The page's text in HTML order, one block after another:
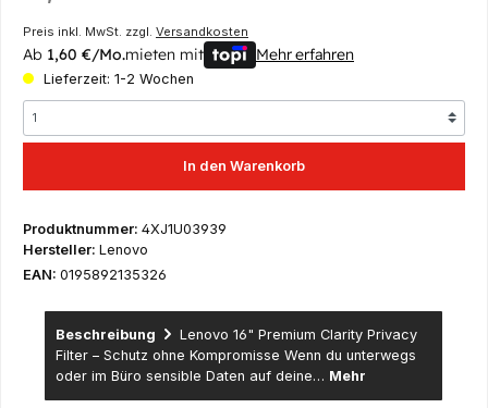
Preis inkl. MwSt. zzgl. Versandkosten
Ab 1,60 €/Mo.mieten mit Mehr erfahren
Lieferzeit: 1-2 Wochen
In den Warenkorb
Produktnummer: 4XJ1U03939
Hersteller: Lenovo
EAN: 0195892135326
Beschreibung
Lenovo 16" Premium Clarity Privacy
Filter – Schutz ohne Kompromisse Wenn du unterwegs
oder im Büro sensible Daten auf deine… Mehr